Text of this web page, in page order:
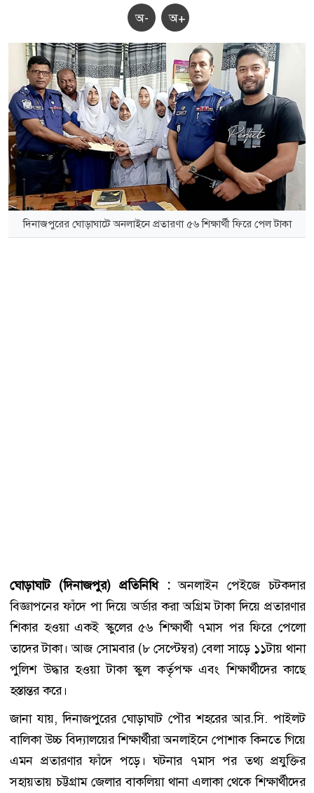
অ- অ+
দিনাজপুরের ঘোড়াঘাটে অনলাইনে প্রতারণা ৫৬ শিক্ষার্থী ফিরে পেল টাকা
ঘোড়াঘাট (দিনাজপুর) প্রতিনিধি :অনলাইন পেইজে চটকদার
বিজ্ঞাপনের ফাঁদে পা দিয়ে অর্ডার করা অগ্রিম টাকা দিয়ে প্রতারণার
শিকার হওয়া একই স্কুলের ৫৬ শিক্ষার্থী ৭মাস পর ফিরে পেলো
তাদের টাকা। আজ সোমবার (৮ সেপ্টেম্বর) বেলা সাড়ে ১১টায় থানা
পুলিশ উদ্ধার হওয়া টাকা স্কুল কর্তৃপক্ষ এবং শিক্ষার্থীদের কাছে
হস্তান্তর করে।
জানা যায়, দিনাজপুরের ঘোড়াঘাট পৌর শহরের আর.সি. পাইলট
বালিকা উচ্চ বিদ্যালয়ের শিক্ষার্থীরা অনলাইনে পোশাক কিনতে গিয়ে
এমন প্রতারণার ফাঁদে পড়ে। ঘটনার ৭মাস পর তথ্য প্রযুক্তির
সহায়তায় চট্টগ্রাম জেলার বাকলিয়া থানা এলাকা থেকে শিক্ষার্থীদের